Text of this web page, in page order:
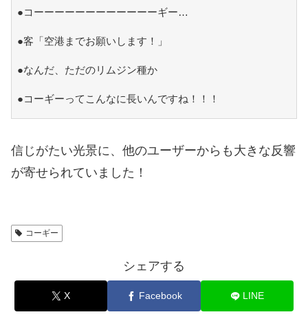
●コーーーーーーーーーーーーギー…
●客「空港までお願いします！」
●なんだ、ただのリムジン種か
●コーギーってこんなに長いんですね！！！
信じがたい光景に、他のユーザーからも大きな反響
が寄せられていました！
コーギー
シェアする
X Facebook LINE